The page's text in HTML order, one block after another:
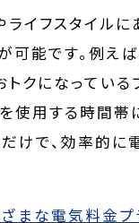
イフスタイルに
可能です。例え
クになっている
使用する時間帯
けで、効率的に
まな電気料金プ